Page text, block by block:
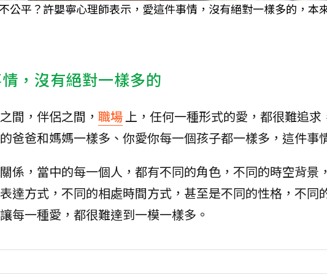
公平？許嬰寧心理師表示，愛這件事情，沒有絕對一樣多的，本
，沒有絕對一樣多的
間，伴侶之間， 職場上，任何一種形式的愛，都很難追
爸爸和媽媽一樣多、你愛你每一個孩子都一樣多，這件事
係，當中的每一個人，都有不同的角色，不同的時空背景
達方式，不同的相處時間方式，甚至是不同的性格，不同
每一種愛，都很難達到一模一樣多。